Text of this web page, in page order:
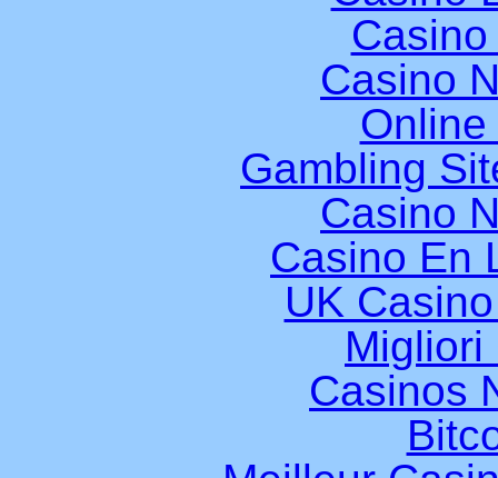
Casino
Gambling
Casino
Casino En
UK
Migliori
Casinos